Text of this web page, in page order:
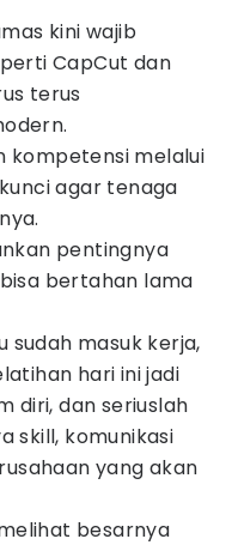
kini wajib
CapCut dan
terus
kompetensi melalui
agar tenaga
pentingnya
bertahan lama
sudah masuk kerja,
hari ini jadi
diri, dan seriuslah
skill, komunikasi
yang akan
besarnya